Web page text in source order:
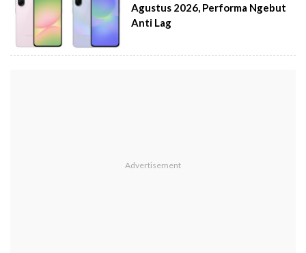
Agustus 2026, Performa Ngebut
Anti Lag